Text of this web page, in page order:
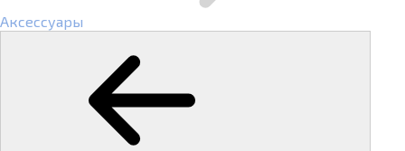
Аксессуары